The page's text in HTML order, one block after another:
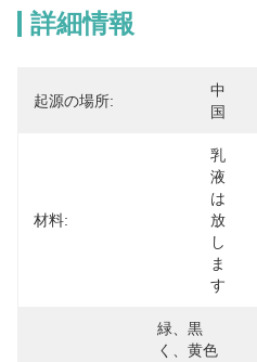
詳細情報
起源の場所:
中
国
材料:
乳
液
は
放
し
ま
す
緑、黒
く、黄色